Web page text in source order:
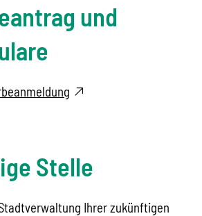
und
Stelle
Ihrer zukünftigen